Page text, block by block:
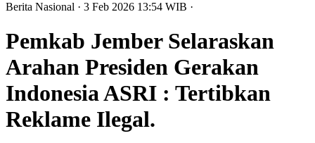
Berita Nasional · 3 Feb 2026 13:54 WIB ·
Pemkab Jember Selaraskan
Arahan Presiden Gerakan
Indonesia ASRI : Tertibkan
Reklame Ilegal.